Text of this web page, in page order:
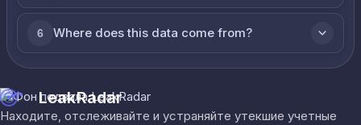
6 Where does this data come from?
LeakRadar
Находите, отслеживайте и устраняйте утекшие учетные